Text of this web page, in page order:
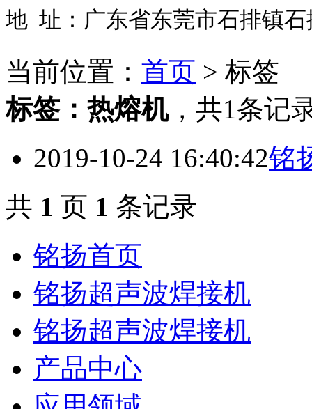
地 址：广东省东莞市石排镇石
当前位置： 首页 > 标签
标签： 热熔机， 共1条记
2019-10-24 16:40:42铭
共 1 页 1 条记录
铭扬首页
铭扬超声波焊接机
铭扬超声波焊接机
产品中心